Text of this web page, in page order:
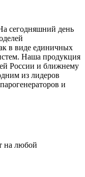
сегодняшний день
в виде единичных
Наша продукция
России и ближнему
из лидеров
и
на любой